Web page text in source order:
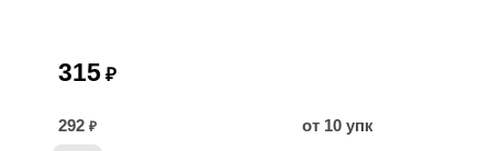
315 ₽
292 ₽
от 10 упк